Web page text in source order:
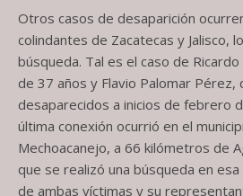
Otros casos de desaparición
colindantes de Zacatecas y Jalisco,
búsqueda. Tal es el caso de
de 37 años y Flavio Palomar Pérez,
desaparecidos a inicios de febrero
última conexión ocurrió en el
Mechoacanejo, a 66 kilómetros de
que se realizó una búsqueda en esa
de ambas víctimas y su